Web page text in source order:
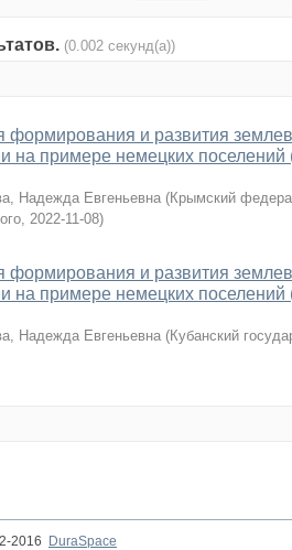
(0.002 секунд(а))
формирования и развития
на примере немецких
Надежда Евгеньевна (Крымский
, 2022-11-08)
формирования и развития
на примере немецких
Надежда Евгеньевна (Кубанский
2016
DuraSpace